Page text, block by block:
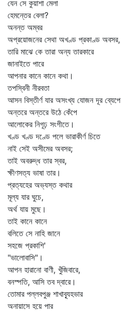
যেন সে কুয়াশা মেলা
হেমন্তের বেলা?
অনন্ত অম্বর
অপ্রয়োজনের সেথা অখণ্ড প্রকাণ্ড অবসর,
তারি মাঝে কে তারা অন্য তারকারে
জানাইতে পারে
আপনার কানে কানে কথা।
তপস্বিনী নীরবতা
আসন বিস্তীর্ণ যার অসংখ্য যোজন দূর ব্যেপে
অন্তরে অন্তরে উঠে কেঁপে
আলোকের নিগূঢ় সংগীতে।
খণ্ড খণ্ড দণ্ডে পলে ভারাকীর্ণ চিতে
নাই সেই অসীমের অবসর;
তাই অবরুদ্ধ তার স্বর,
ক্ষীণসত্য ভাষা তার।
প্রত্যহের অভ্যস্ত কথার
মূল্য যার ঘুচে,
অর্থ যায় মুছে।
তাই কানে কানে
বলিতে সে নাহি জানে
সহজে প্রকাশি'
"ভালোবাসি"।
আপন হারানো বাণী, খুঁজিবারে,
বনস্পতি, আসি তব দ্বারে।
তোমার পল্লবপুঞ্জ শাখাব্যূহভার
অনায়াসে হয়ে পার